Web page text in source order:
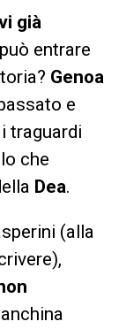
già
entrare
Genoa
e
traguardi
che
Dea.
(alla